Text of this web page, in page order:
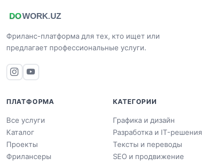
Фриланс-платформа для тех, кто ищет или
предлагает профессиональные услуги.
ПЛАТФОРМА
Все услуги
Каталог
Проекты
Фрилансеры
КАТЕГОРИИ
Графика и дизайн
Разработка и IT-решения
Тексты и переводы
SEO и продвижение